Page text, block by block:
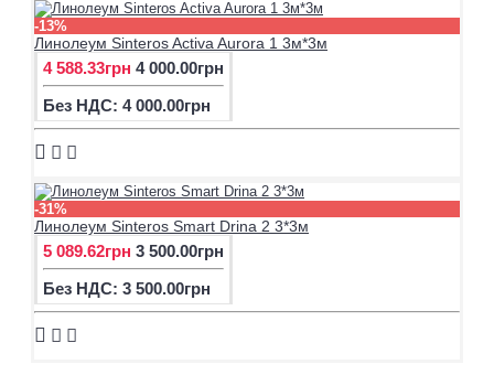
-13%
Линолеум Sinteros Activa Aurora 1 3м*3м
4 588.33грн 4 000.00грн
Без НДС: 4 000.00грн
-31%
Линолеум Sinteros Smart Drina 2 3*3м
5 089.62грн 3 500.00грн
Без НДС: 3 500.00грн